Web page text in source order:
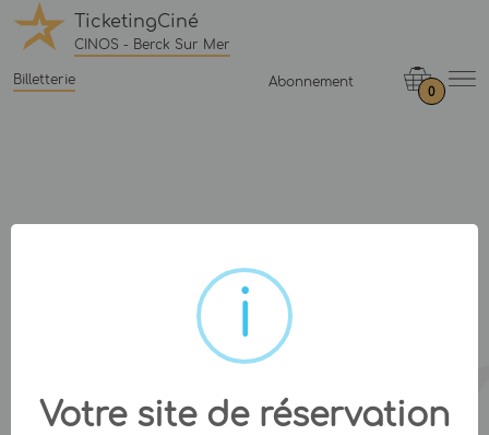
TicketingCiné
CINOS - Berck Sur Mer
Billetterie Abonnement
0
Votre site de réservation